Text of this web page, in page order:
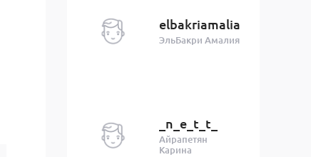
elbakriamalia
ЭльБакри Амалия
_n_e_t_t_
Айрапетян
Карина